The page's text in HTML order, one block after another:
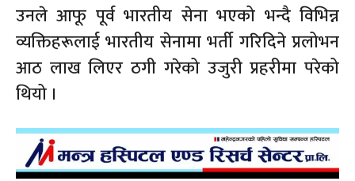
उनले आफू पूर्व भारतीय सेना भएको भन्दै विभिन्न
व्यक्तिहरूलाई भारतीय सेनामा भर्ती गरिदिने प्रलोभन
आठ लाख लिएर ठगी गरेको उजुरी प्रहरीमा परेको
थियो ।